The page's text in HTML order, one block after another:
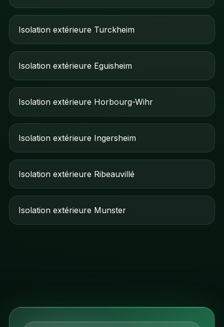
Isolation extérieure Turckheim
Isolation extérieure Eguisheim
Isolation extérieure Horbourg-Wihr
Isolation extérieure Ingersheim
Isolation extérieure Ribeauvillé
Isolation extérieure Munster